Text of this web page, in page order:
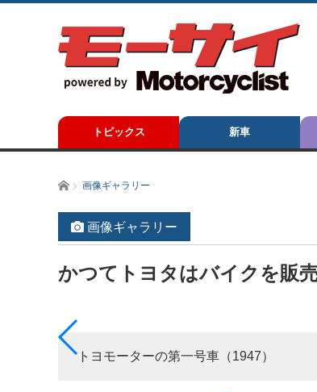
トピックス 新車
ホーム画像ギャラリー
画像ギャラリー
かつてトヨタはバイクを販
トヨモーターの第一号車（1947）